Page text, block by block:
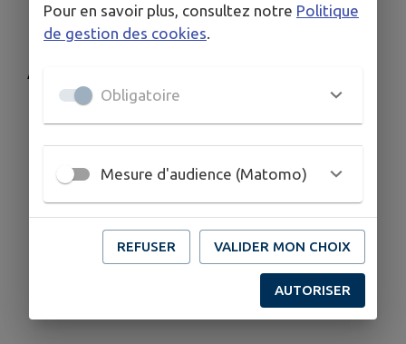
l’alcoolémie :simulateur de conduite sous
l'emprise de l'alcool ou de stupéfiants.
Animation gratuite et ouverte à tous.
📍Salle polyvalente
Pour en savoir plus, consultez notre Politique
de gestion des cookies
Obligatoire
Mesure d'audience (Matomo)
REFUSER VALIDER MON CHOIX
AUTORISER